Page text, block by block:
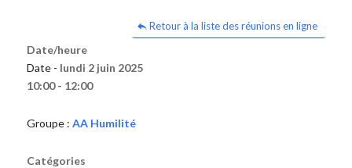
Retour à la liste des réunions en ligne
Date/heure
Date - lundi 2 juin 2025
10:00 - 12:00
Groupe : AA Humilité
Catégories